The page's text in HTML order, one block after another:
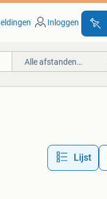
Inloggen
Alle afstanden…
Lijst